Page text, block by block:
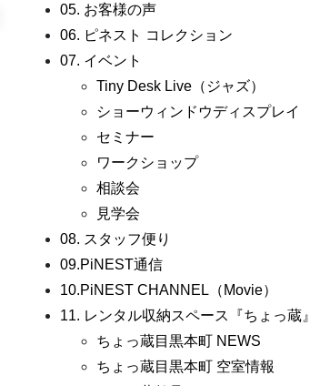
05. お客様の声
06. ピネスト コレクション
07. イベント
Tiny Desk Live（ジャズ）
ショーウィンドウディスプレイ
セミナー
ワークショップ
相談会
見学会
08. スタッフ便り
09.PiNEST通信
10.PiNEST CHANNEL（Movie）
11. レンタル収納スペース『ちょっ蔵』
ちょっ蔵目黒本町 NEWS
ちょっ蔵目黒本町 空室情報